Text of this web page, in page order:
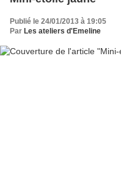
Publié le 24/01/2013 à 19:05
Par Les ateliers d'Emeline